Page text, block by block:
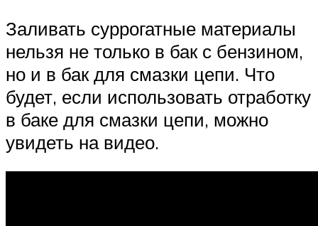
Заливать суррогатные материалы
нельзя не только в бак с бензином,
но и в бак для смазки цепи. Что
будет, если использовать отработку
в баке для смазки цепи, можно
увидеть на видео.